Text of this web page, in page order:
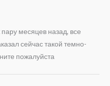
месяцев назад, все
сейчас такой темно-
пожалуйста